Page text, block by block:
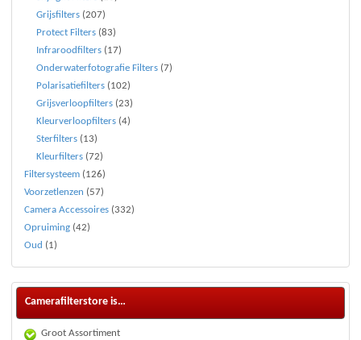
Grijsfilters (207)
Protect Filters (83)
Infraroodfilters (17)
Onderwaterfotografie Filters (7)
Polarisatiefilters (102)
Grijsverloopfilters (23)
Kleurverloopfilters (4)
Sterfilters (13)
Kleurfilters (72)
Filtersysteem (126)
Voorzetlenzen (57)
Camera Accessoires (332)
Opruiming (42)
Oud (1)
Camerafilterstore is…
Groot Assortiment